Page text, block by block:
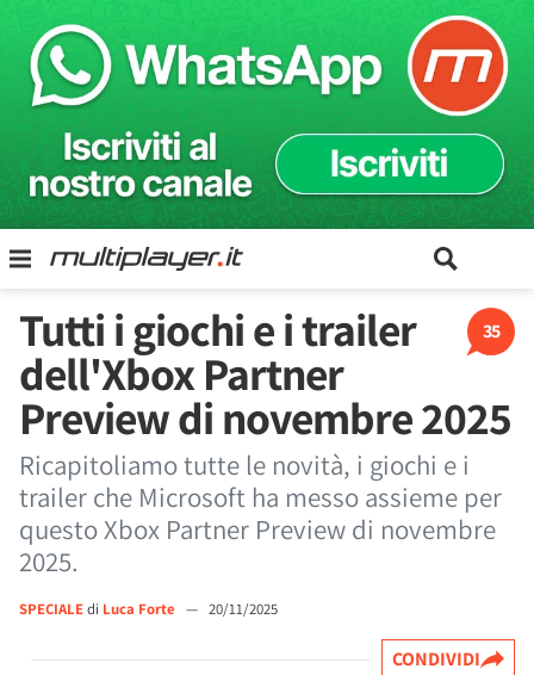
35
Tutti i giochi e i trailer
dell'Xbox Partner
Preview di novembre 2025
Ricapitoliamo tutte le novità, i giochi e i
trailer che Microsoft ha messo assieme per
questo Xbox Partner Preview di novembre
2025.
SPECIALEdi Luca Forte — 20/11/2025
CONDIVIDI